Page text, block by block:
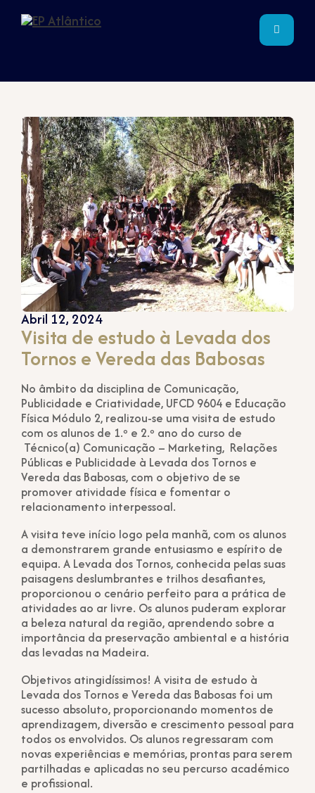
Abril 12, 2024
Visita de estudo à Levada dos
Tornos e Vereda das Babosas
No âmbito da disciplina de Comunicação,
Publicidade e Criatividade, UFCD 9604 e Educação
Física Módulo 2, realizou-se uma visita de estudo
com os alunos de 1.º e 2.º ano do curso de
Técnico(a) Comunicação – Marketing, Relações
Públicas e Publicidade à Levada dos Tornos e
Vereda das Babosas, com o objetivo de se
promover atividade física e fomentar o
relacionamento interpessoal.
A visita teve início logo pela manhã, com os alunos
a demonstrarem grande entusiasmo e espírito de
equipa. A Levada dos Tornos, conhecida pelas suas
paisagens deslumbrantes e trilhos desafiantes,
proporcionou o cenário perfeito para a prática de
atividades ao ar livre. Os alunos puderam explorar
a beleza natural da região, aprendendo sobre a
importância da preservação ambiental e a história
das levadas na Madeira.
Objetivos atingidíssimos! A visita de estudo à
Levada dos Tornos e Vereda das Babosas foi um
sucesso absoluto, proporcionando momentos de
aprendizagem, diversão e crescimento pessoal para
todos os envolvidos. Os alunos regressaram com
novas experiências e memórias, prontas para serem
partilhadas e aplicadas no seu percurso académico
e profissional.